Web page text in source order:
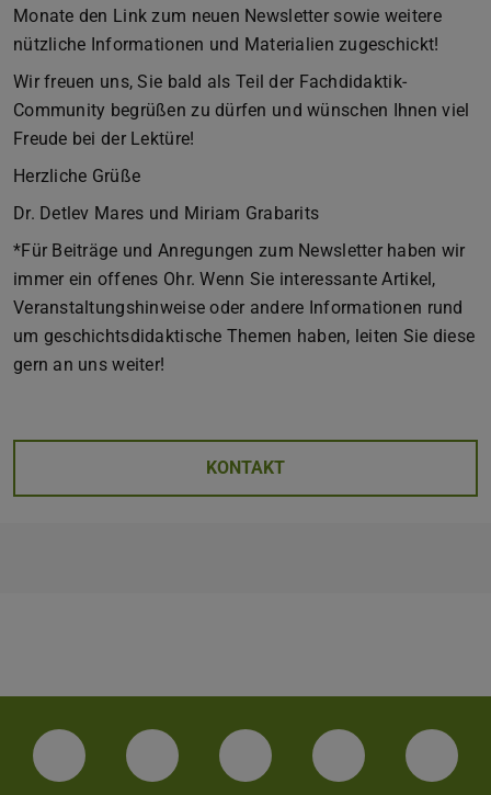
Monate den Link zum neuen Newsletter sowie weitere
nützliche Informationen und Materialien zugeschickt!
Wir freuen uns, Sie bald als Teil der Fachdidaktik-
Community begrüßen zu dürfen und wünschen Ihnen viel
Freude bei der Lektüre!
Herzliche Grüße
Dr. Detlev Mares und Miriam Grabarits
*Für Beiträge und Anregungen zum Newsletter haben wir
immer ein offenes Ohr. Wenn Sie interessante Artikel,
Veranstaltungshinweise oder andere Informationen rund
um geschichtsdidaktische Themen haben, leiten Sie diese
gern an uns weiter!
KONTAKT
Facebook Instagram TikTok Bluesky